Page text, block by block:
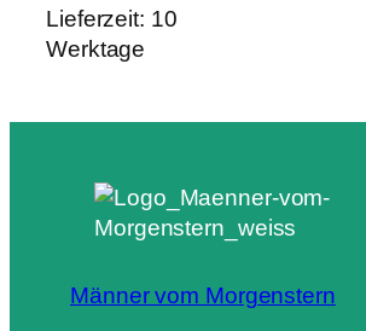
Lieferzeit: 10
Werktage
Männer vom Morgenstern